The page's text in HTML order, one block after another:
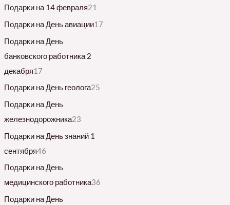
Подарки на 14 февраля21
Подарки на День авиации17
Подарки на День
банковского работника 2
декабря17
Подарки на День геолога25
Подарки на День
железнодорожника23
Подарки на День знаний 1
сентября46
Подарки на День
медицинского работника36
Подарки на День